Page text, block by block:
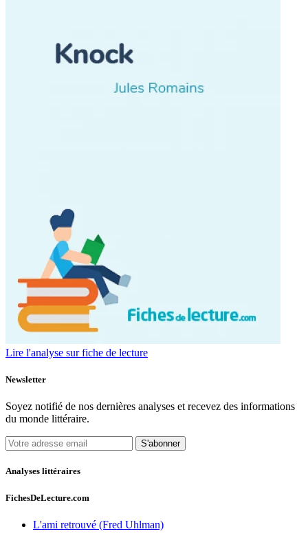
Lire l'analyse sur fiche de lecture
Newsletter
Soyez notifié de nos dernières analyses et recevez des informations
du monde littéraire.
S'abonner
Analyses littéraires
FichesDeLecture.com
L'ami retrouvé (Fred Uhlman)